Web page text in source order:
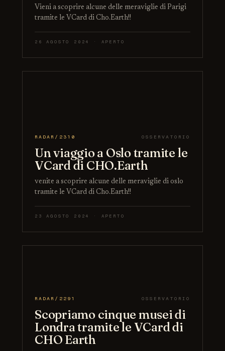
Vieni a scoprire alcune delle meraviglie di Parigi
tramite le VCard di Cho.Earth!!
26 AGOSTO 2024 · APERTO
RADAR/2310 OSSERVATORIO
Un viaggio a Oslo tramite le
VCard di CHO.Earth
venite a scoprire alcune delle meraviglie di oslo
tramite le VCard di Cho.Earth!!
23 AGOSTO 2024 · APERTO
RADAR/2291 OSSERVATORIO
Scopriamo cinque musei di
Londra tramite le VCard di
CHO Earth